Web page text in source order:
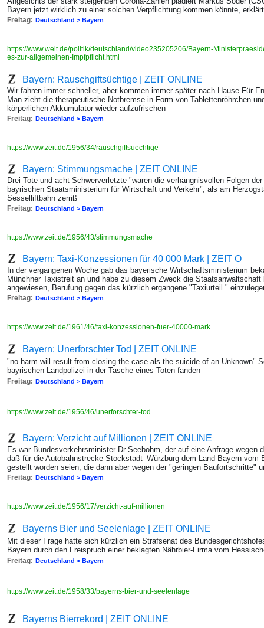
Bayern jetzt wirklich zu einer solchen Verpflichtung kommen könnte,
Freitag: Deutschland > Bayern
https://www.welt.de/politik/deutschland/video235205206/Bayern-
es-zur-allgemeinen-Impfpflicht.html
Bayern: Rauschgiftsüchtige | ZEIT ONLINE
Wir fahren immer schneller, aber kommen immer später nach Hause Für
Man zieht die therapeutische Notbremse in Form von Tablettenröhrchen
körperlichen Akkumulator wieder aufzufrischen
Freitag: Deutschland > Bayern
https://www.zeit.de/1956/34/rauschgiftsuechtige
Bayern: Stimmungsmache | ZEIT ONLINE
Drei Tote und acht Schwerverletzte "waren die verhängnisvollen Folgen
bayrischen Staatsministerium für Wirtschaft und Verkehr", als am
Sesselliftbahn zerriß
Freitag: Deutschland > Bayern
https://www.zeit.de/1956/43/stimmungsmache
Bayern: Taxi-Konzessionen für 40 000 Mark | ZEIT O
In der vergangenen Woche gab das bayerische Wirtschaftsministerium
Münchner Taxistreit an und habe zu diesem Zweck die
angewiesen, Berufung gegen das kürzlich ergangene "Taxiurteil "
Freitag: Deutschland > Bayern
https://www.zeit.de/1961/46/taxi-konzessionen-fuer-40000-mark
Bayern: Unerforschter Tod | ZEIT ONLINE
"no harm will result from closing the case als the suicide of an Unknown"
bayrischen Landpolizei in der Tasche eines Toten fanden
Freitag: Deutschland > Bayern
https://www.zeit.de/1956/46/unerforschter-tod
Bayern: Verzicht auf Millionen | ZEIT ONLINE
Es war Bundesverkehrsminister Dr Seebohm, der auf eine Anfrage wegen
daß für die Autobahnstrecke Stockstadt–Würzburg dem Land Bayern vom
gestellt worden seien, die dann aber wegen der "geringen Baufortschritte"
Freitag: Deutschland > Bayern
https://www.zeit.de/1956/17/verzicht-auf-millionen
Bayerns Bier und Seelenlage | ZEIT ONLINE
Mit dieser Frage hatte sich kürzlich ein Strafsenat des
Bayern durch den Freispruch einer beklagten Nährbier-Firma vom
Freitag: Deutschland > Bayern
https://www.zeit.de/1958/33/bayerns-bier-und-seelenlage
Bayerns Bierrekord | ZEIT ONLINE